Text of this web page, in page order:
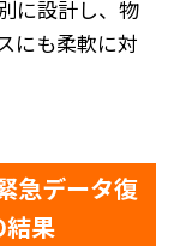
に設計し、物
にも柔軟に対
急データ復
結果